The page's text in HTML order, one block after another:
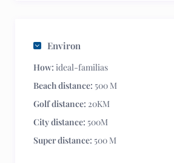
Environ
How: ideal-familias
Beach distance: 500 M
Golf distance: 20KM
City distance: 500M
Super distance: 500 M